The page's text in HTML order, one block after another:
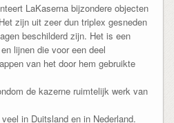
LaKaserna bijzondere objecten
zijn uit zeer dun triplex gesneden
beschilderd zijn. Het is een
lijnen die voor een deel
van het door hem gebruikte
de kazerne ruimtelijk werk van
in Duitsland en in Nederland.